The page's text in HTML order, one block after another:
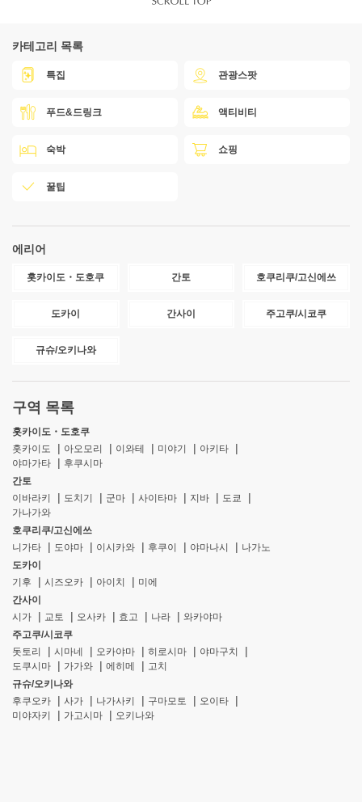
카테고리 목록
특집 관광스팟
푸드&드링크 액티비티
숙박 쇼핑
꿀팁
에리어
홋카이도・도호쿠 간토 호쿠리쿠/고신에쓰
도카이 간사이 주고쿠/시코쿠
규슈/오키나와
구역 목록
홋카이도・도호쿠
홋카이도
아오모리 이와테 미야기
아키타
야마가타
후쿠시마
간토
이바라키
도치기 군마 사이타마 지바
도쿄
가나가와
호쿠리쿠/고신에쓰
니가타
도야마 이시카와 후쿠이 야마나시
나가노
도카이
기후
시즈오카 아이치
미에
간사이
시가
교토 오사카 효고 나라
와카야마
주고쿠/시코쿠
돗토리
시마네 오카야마 히로시마
야마구치
도쿠시마
가가와 에히메
고치
규슈/오키나와
후쿠오카
사가 나가사키 구마모토
오이타
미야자키
가고시마 오키나와